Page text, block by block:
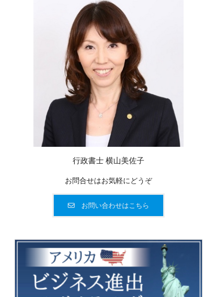
行政書士 横山美佐子
お問合せはお気軽にどうぞ
お問い合わせはこちら